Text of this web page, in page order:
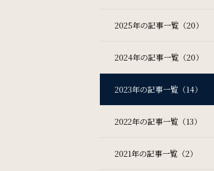
2025年の記事一覧（20）
2024年の記事一覧（20）
2023年の記事一覧（14）
2022年の記事一覧（13）
2021年の記事一覧（2）